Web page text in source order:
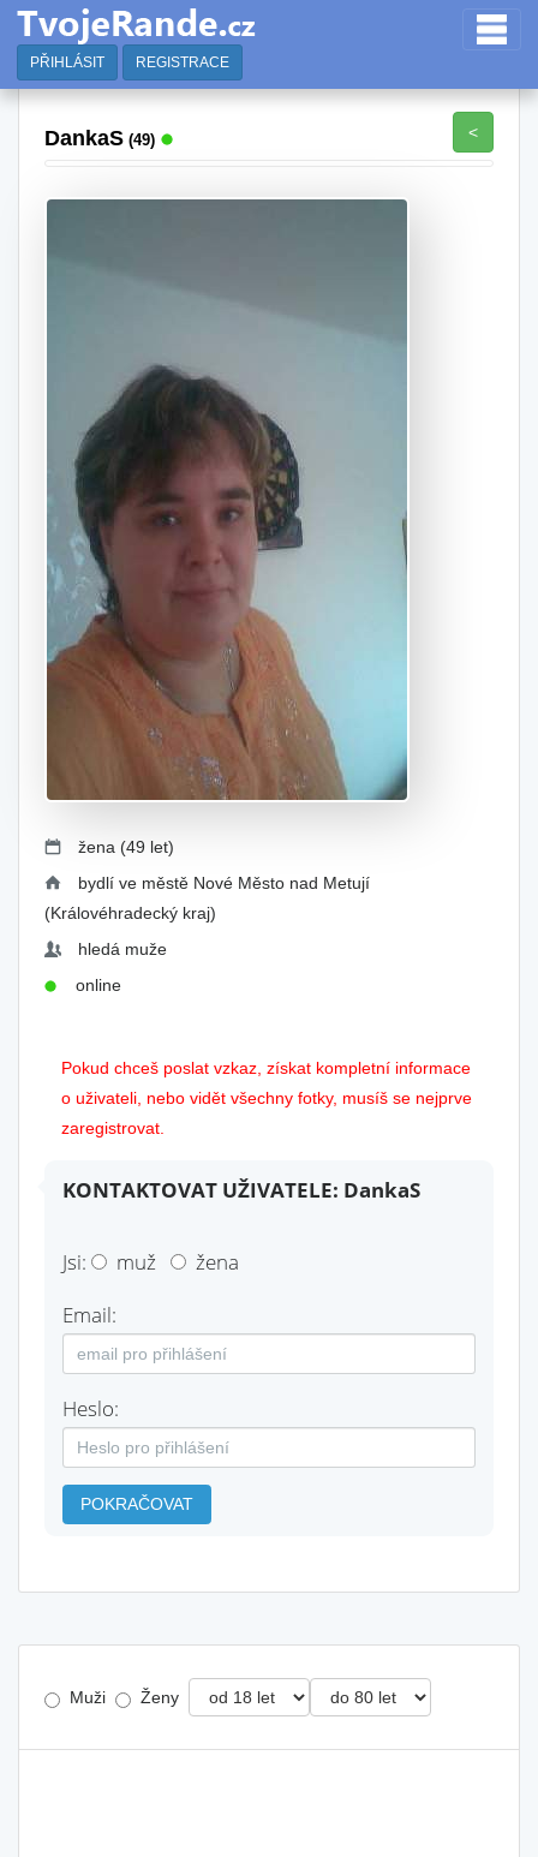
PŘIHLÁSIT REGISTRACE
DankaS (49) <
žena (49 let)
bydlí ve městě Nové Město nad Metují
(Královéhradecký kraj)
hledá muže
online
Pokud chceš poslat vzkaz, získat kompletní informace
o uživateli, nebo vidět všechny fotky, musíš se nejprve
zaregistrovat.
KONTAKTOVAT UŽIVATELE: DankaS
Jsi: muž
žena
Email:
Heslo:
POKRAČOVAT
Muži Ženy